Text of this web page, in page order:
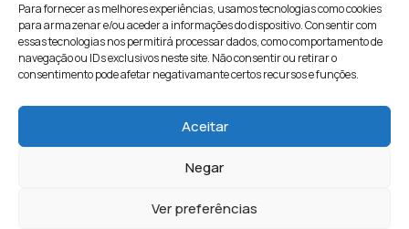
Para fornecer as melhores experiências, usamos tecnologias como cookies
para armazenar e/ou aceder a informações do dispositivo. Consentir com
essas tecnologias nos permitirá processar dados, como comportamento de
navegação ou IDs exclusivos neste site. Não consentir ou retirar o
consentimento pode afetar negativamante certos recursos e funções.
Aceitar
Negar
Ver preferências
Ciências e Tecnologia
Quem Somos Contactos